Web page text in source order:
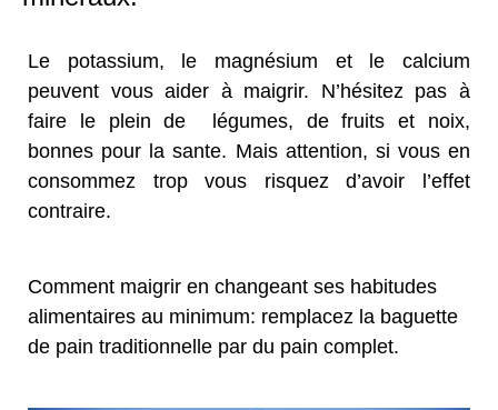
Le potassium, le magnésium et le calcium
peuvent vous aider à maigrir. N’hésitez pas à
faire le plein de légumes, de fruits et noix,
bonnes pour la sante. Mais attention, si vous en
consommez trop vous risquez d’avoir l’effet
contraire.
Comment maigrir en changeant ses habitudes
alimentaires au minimum: remplacez la baguette
de pain traditionnelle par du pain complet.